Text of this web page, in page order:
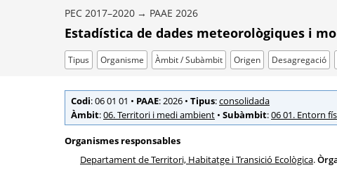
PEC 2017–2020 PAAE 2026
Estadística de dades meteorològiques i
Tipus Organisme Àmbit / Subàmbit Origen Desagregació
Codi: 06 01 01 • PAAE: 2026 • Tipus:consolidada
Àmbit:06. Territori i medi ambient • Subàmbit:06 01. Entorn
Organismes responsables
Departament de Territori, Habitatge i Transició Ecològica.